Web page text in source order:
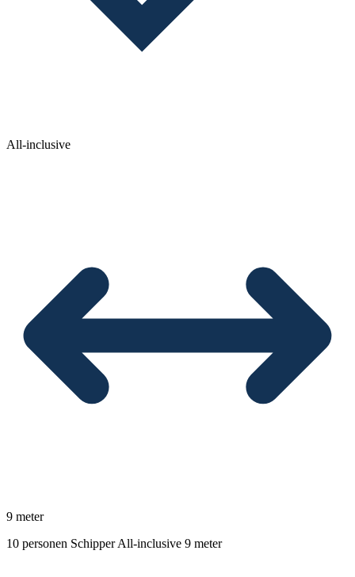
All-inclusive
9 meter
10 personen Schipper All-inclusive 9 meter